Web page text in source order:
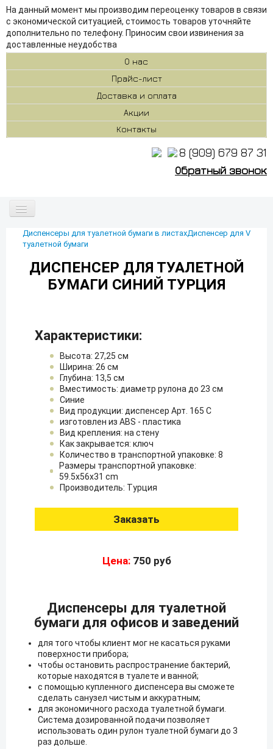
На данный момент мы производим переоценку товаров в связи
с экономической ситуацией, стоимость товаров уточняйте
дополнительно по телефону. Приносим свои извинения за
доставленные неудобства
О нас
Прайс-лист
Доставка и оплата
Акции
Контакты
8 (909) 679 87 31
Обратный звонок
Включить/
навигацию
Бумажная продукция
Диспенсеры
Тележки для уборки
Диспенсеры для туалетной бумаги в листахДиспенсер для V
туалетной бумаги
ДИСПЕНСЕР ДЛЯ ТУАЛЕТНОЙ
БУМАГИ СИНИЙ ТУРЦИЯ
Характеристики:
Высота: 27,25 см
Ширина: 26 см
Глубина: 13,5 см
Вместимость: диаметр рулона до 23 см
Синие
Вид продукции: диспенсер Арт. 165 С
изготовлен из ABS - пластика
Вид крепления: на стену
Как закрывается: ключ
Количество в транспортной упаковке: 8
Размеры транспортной упаковке:
59.5x56x31 cm
Производитель: Турция
Заказать
Цена: 750 руб
Диспенсеры для туалетной
бумаги для офисов и заведений
для того чтобы клиент мог не касаться руками
поверхности прибора;
чтобы остановить распространение бактерий,
которые находятся в туалете и ванной;
с помощью купленного диспенсера вы сможете
сделать санузел чистым и аккуратным;
для экономичного расхода туалетной бумаги.
Система дозированной подачи позволяет
использовать один рулон туалетной бумаги до 3
раз дольше.